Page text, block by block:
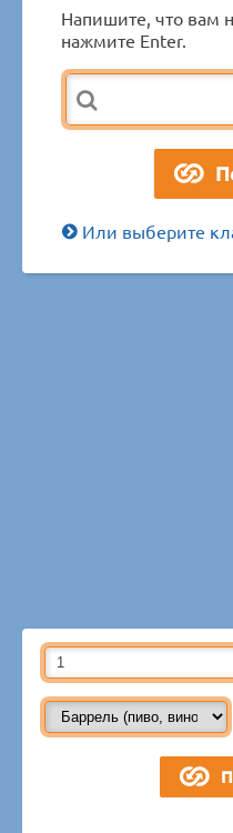
Напишите, что вам
нажмите Enter.
Или выберите